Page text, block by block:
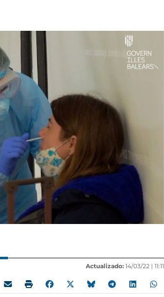
Actualizado: 14/03/22 | 11:11